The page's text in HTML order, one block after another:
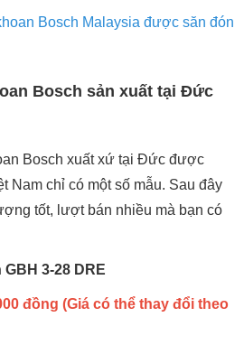
Bosch Malaysia được săn đón
Bosch sản xuất tại Đức
Bosch xuất xứ tại Đức được
Nam chỉ có một số mẫu. Sau đây
tốt, lượt bán nhiều mà bạn có
3-28 DRE
đồng (Giá có thể thay đổi theo